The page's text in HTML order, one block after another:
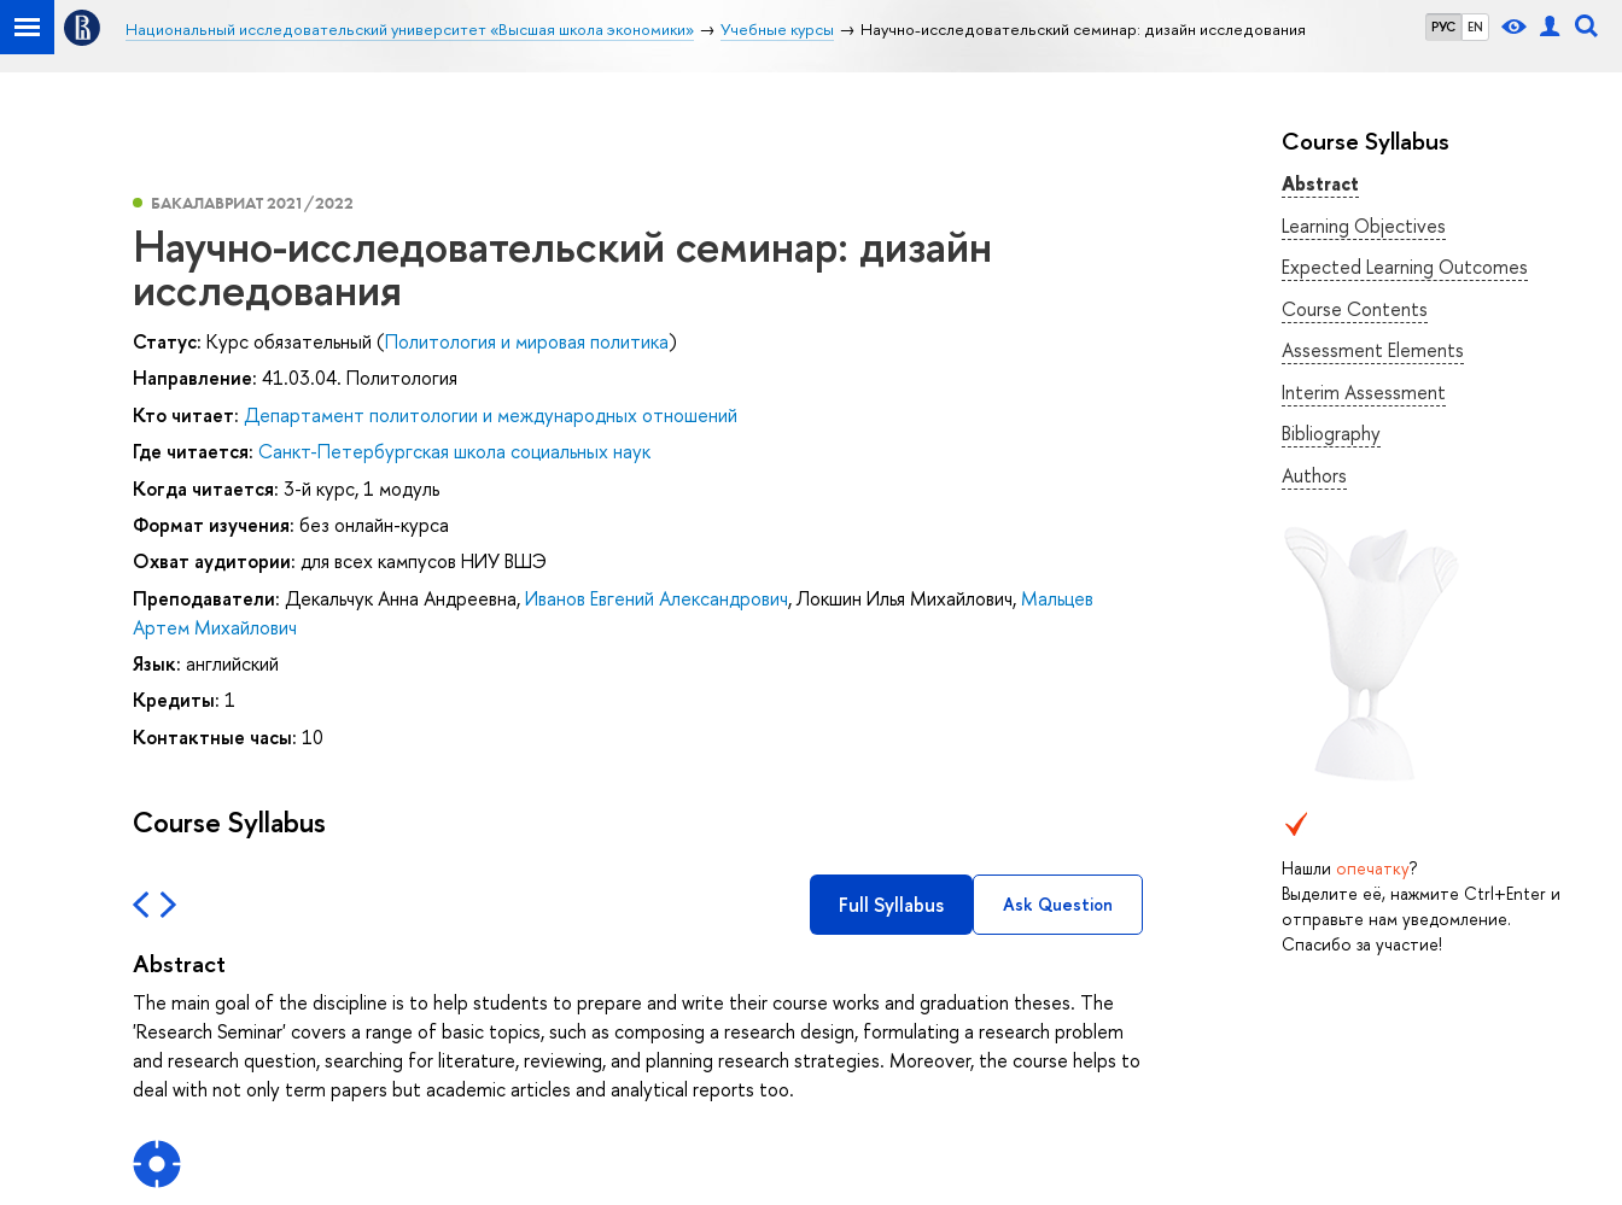
РУС EN
Национальный исследовательский университет «Высшая школа экономики» Учебные курсы Научно-исследовательский семинар: дизайн исследования
Course Syllabus
Abstract
Learning Objectives
Expected Learning Outcomes
Course Contents
Assessment Elements
Interim Assessment
Bibliography
Authors
Нашли опечатку?
Выделите её, нажмите Ctrl+Enter и
отправьте нам уведомление.
Спасибо за участие!
БАКАЛАВРИАТ 2021/2022
Научно-исследовательский семинар: дизайн
исследования
Статус: Курс обязательный (Политология и мировая политика)
Направление: 41.03.04. Политология
Кто читает: Департамент политологии и международных отношений
Где читается: Санкт-Петербургская школа социальных наук
Когда читается: 3-й курс, 1 модуль
Формат изучения: без онлайн-курса
Охват аудитории: для всех кампусов НИУ ВШЭ
Преподаватели: Декальчук Анна Андреевна,Иванов Евгений Александрович,Локшин Илья Михайлович, Мальцев
Артем Михайлович
Язык: английский
Кредиты: 1
Контактные часы: 10
Course Syllabus
Full Syllabus Ask Question
Abstract
The main goal of the discipline is to help students to prepare and write their course works and graduation theses. The
'Research Seminar' covers a range of basic topics, such as composing a research design, formulating a research problem
and research question, searching for literature, reviewing, and planning research strategies. Moreover, the course helps to
deal with not only term papers but academic articles and analytical reports too.